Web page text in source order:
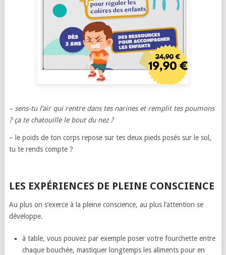
– sens-tu l’air qui rentre dans tes narines et remplit tes poumons
? ça te chatouille le bout du nez ?
– le poids de ton corps repose sur tes deux pieds posés sur le sol,
tu te rends compte ?
LES EXPÉRIENCES DE PLEINE CONSCIENCE
Au plus on s’exerce à la pleine conscience, au plus l’attention se
développe.
à table, vous pouvez par exemple poser votre fourchette entre
chaque bouchée, mastiquer longtemps les aliments pour en